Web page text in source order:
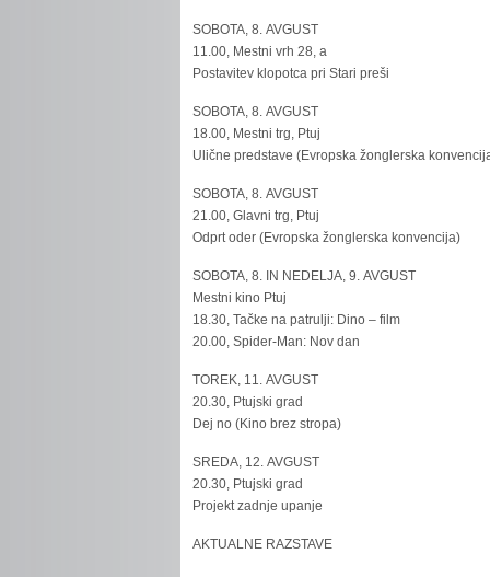
SOBOTA, 8. AVGUST
11.00, Mestni vrh 28, a
Postavitev klopotca pri Stari preši
SOBOTA, 8. AVGUST
18.00, Mestni trg, Ptuj
Ulične predstave (Evropska žonglerska
SOBOTA, 8. AVGUST
21.00, Glavni trg, Ptuj
Odprt oder (Evropska žonglerska konvencija)
SOBOTA, 8. IN NEDELJA, 9. AVGUST
Mestni kino Ptuj
18.30, Tačke na patrulji: Dino – film
20.00, Spider-Man: Nov dan
TOREK, 11. AVGUST
20.30, Ptujski grad
Dej no (Kino brez stropa)
SREDA, 12. AVGUST
20.30, Ptujski grad
Projekt zadnje upanje
AKTUALNE RAZSTAVE